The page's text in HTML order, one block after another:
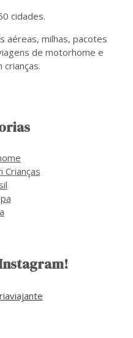
cidades.
aéreas, milhas, pacotes
de motorhome e
crianças.
Crianças